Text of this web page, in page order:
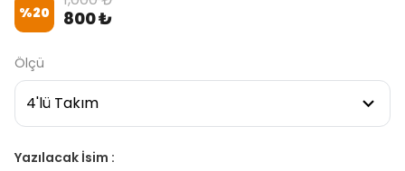
%20 800 ₺
Ölçü
Yazılacak İsim :